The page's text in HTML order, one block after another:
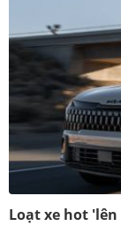
Loạt xe hot